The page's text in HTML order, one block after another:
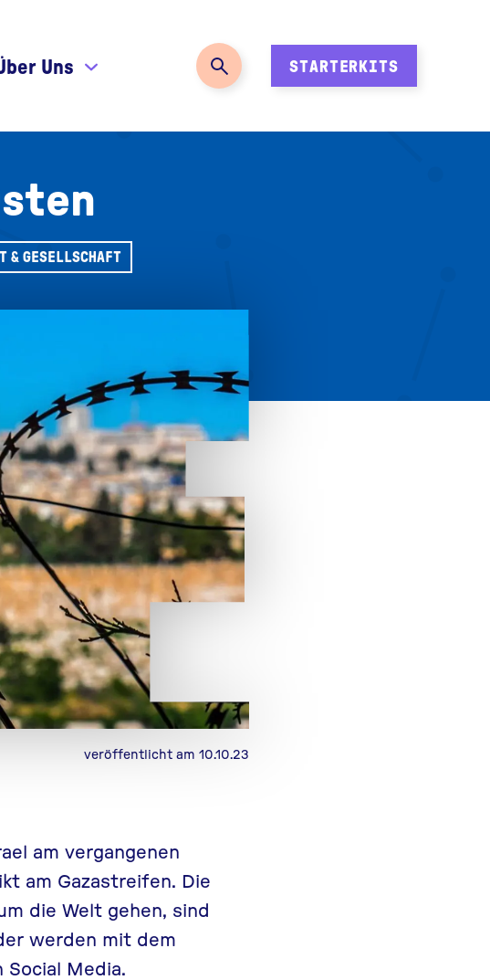
Uns STARTERKITS
& GESELLSCHAFT
veröffentlicht am 10.10.23
am vergangenen
am Gazastreifen. Die
die Welt gehen, sind
werden mit dem
Media.